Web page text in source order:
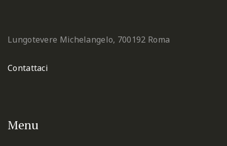
Lungotevere Michelangelo, 700192 Roma
Contattaci
Menu